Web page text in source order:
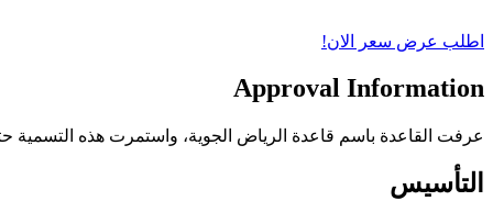
اطلب عرض سعر الان!
Approval Information
عرفت القاعدة باسم قاعدة الرياض الجوية، واستمرت هذه التسمية حتى عام 2015 حينما أطلق عليها اسم قاعدة الملك سلمان الجوية مع بدء عملية عاصفة الحزم و
التأسيس